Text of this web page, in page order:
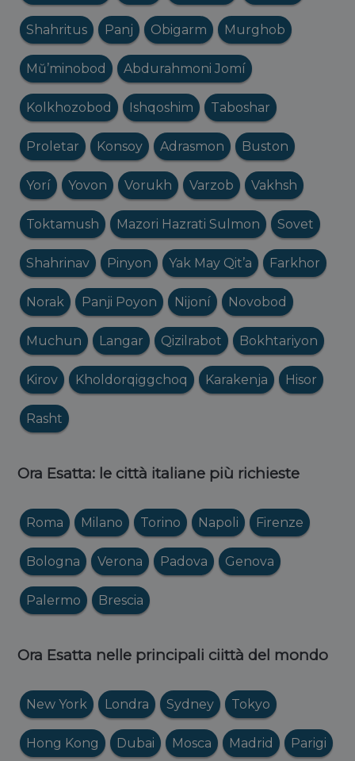
Shahritus Panj Obigarm Murghob
Mŭ’minobod Abdurahmoni Jomí
Kolkhozobod Ishqoshim Taboshar
Proletar Konsoy Adrasmon Buston
Yorí Yovon Vorukh Varzob Vakhsh
Toktamush Mazori Hazrati Sulmon Sovet
Shahrinav Pinyon Yak May Qit’a Farkhor
Norak Panji Poyon Nijoní Novobod
Muchun Langar Qizilrabot Bokhtariyon
Kirov Kholdorqiggchoq Karakenja Hisor
Rasht
Ora Esatta: le città italiane più richieste
Roma Milano Torino Napoli Firenze
Bologna Verona Padova Genova
Palermo Brescia
Ora Esatta nelle principali ciittà del mondo
New York Londra Sydney Tokyo
Hong Kong Dubai Mosca Madrid Parigi